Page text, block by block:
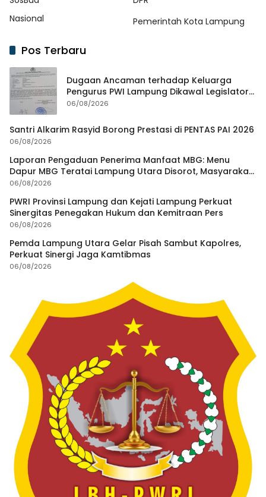
Nasional
Pemerintah Kota Lampung
Pos Terbaru
Dugaan Ancaman terhadap Keluarga
Pengurus PWI Lampung Dikawal Legislator
dan Jurnalis
06/08/2026
Santri Alkarim Rasyid Borong Prestasi di PENTAS PAI 2026
06/08/2026
Laporan Pengaduan Penerima Manfaat MBG: Menu
Dapur MBG Teratai Lampung Utara Disorot, Masyarakat
Minta Satgas Lakukan Investigasi
06/08/2026
PWRI Provinsi Lampung dan Kejati Lampung Perkuat
Sinergitas Penegakan Hukum dan Kemitraan Pers
06/08/2026
Pemda Lampung Utara Gelar Pisah Sambut Kapolres,
Perkuat Sinergi Jaga Kamtibmas
06/08/2026